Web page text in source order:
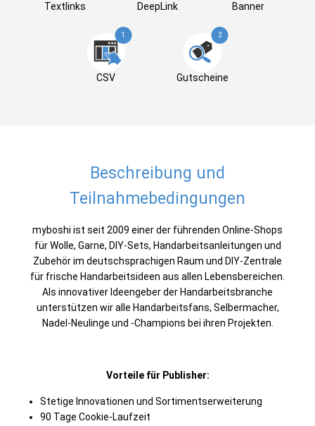
Textlinks DeepLink Banner
1
CSV
2
Gutscheine
Beschreibung und
Teilnahmebedingungen
myboshi ist seit 2009 einer der führenden Online-Shops
für Wolle, Garne, DIY-Sets, Handarbeitsanleitungen und
Zubehör im deutschsprachigen Raum und DIY-Zentrale
für frische Handarbeitsideen aus allen Lebensbereichen.
Als innovativer Ideengeber der Handarbeitsbranche
unterstützen wir alle Handarbeitsfans, Selbermacher,
Nadel-Neulinge und -Champions bei ihren Projekten.
Vorteile für Publisher:
Stetige Innovationen und Sortimentserweiterung
90 Tage Cookie-Laufzeit